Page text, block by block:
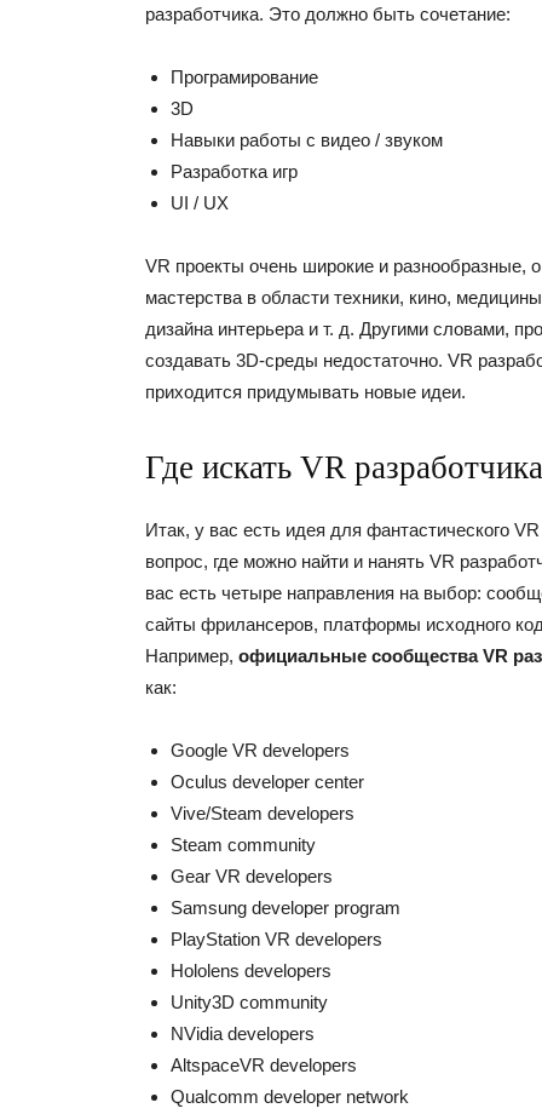
разработчика. Это должно быть сочетание:
Програмирование
3D
Навыки работы с видео / звуком
Разработка игр
UI / UX
VR проекты очень широкие и разнообразные,
мастерства в области техники, кино,
дизайна интерьера и т. д. Другими словами,
создавать 3D-среды недостаточно. VR
приходится придумывать новые идеи.
Где искать VR разработчика
Итак, у вас есть идея для фантастического
вопрос, где можно найти и нанять VR
вас есть четыре направления на выбор:
сайты фрилансеров, платформы исходного
Например, официальные сообщества VR
как:
Google VR developers
Oculus developer center
Vive/Steam developers
Steam community
Gear VR developers
Samsung developer program
PlayStation VR developers
Hololens developers
Unity3D community
NVidia developers
AltspaceVR developers
Qualcomm developer network